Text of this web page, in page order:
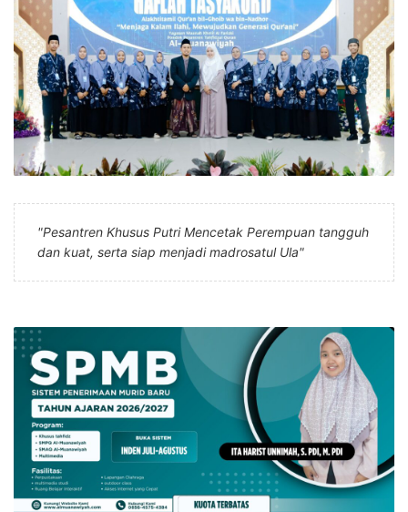
"Pesantren Khusus Putri Mencetak Perempuan tangguh
dan kuat, serta siap menjadi madrosatul Ula"